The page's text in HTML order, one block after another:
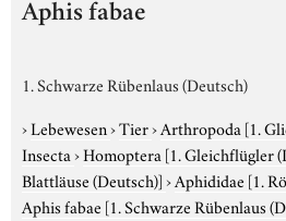
Aphis fabae
1. Schwarze Rübenlaus (Deutsch)
›Lebewesen›Tier›Arthropoda [1.
Insecta›Homoptera [1. Gleichflügler
Blattläuse (Deutsch)]›Aphididae [1.
Aphis fabae [1. Schwarze Rübenlaus